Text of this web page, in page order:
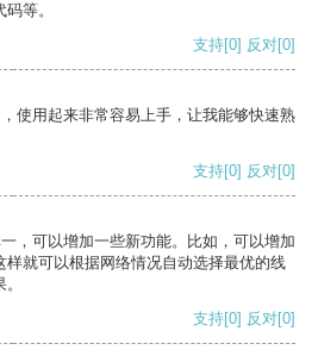
等。
支持[0] 反对[0]
使用起来非常容易上手，让我能够快速熟
支持[0] 反对[0]
，可以增加一些新功能。比如，可以增加
就可以根据网络情况自动选择最优的线
支持[0] 反对[0]